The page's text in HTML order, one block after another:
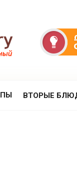
ВТОРЫЕ